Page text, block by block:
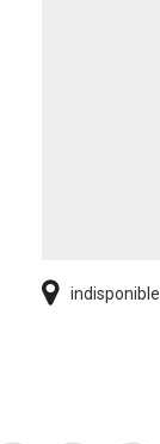
indisponible